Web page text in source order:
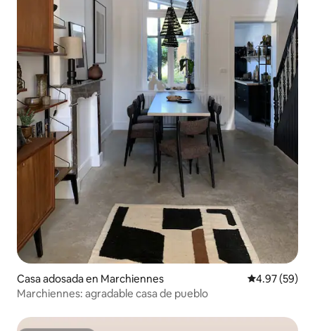
Casa adosada en Marchiennes Calificación
4.97 (59)
Marchiennes: agradable casa de pueblo